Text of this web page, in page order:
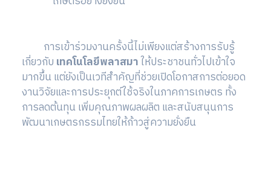
การเข้าร่วมงานครั้งนี้ไม่เพียงแต่สร้างการรับรู้
เกี่ยวกับ เทคโนโลยีพลาสมาให้ประชาชนทั่วไปเข้าใจ
มากขึ้น แต่ยังเป็นเวทีสำคัญที่ช่วยเปิดโอกาสการต่อยอด
งานวิจัยและการประยุกต์ใช้จริงในภาคการเกษตร ทั้ง
การลดต้นทุน เพิ่มคุณภาพผลผลิต และสนับสนุนการ
พัฒนาเกษตรกรรมไทยให้ก้าวสู่ความยั่งยืน